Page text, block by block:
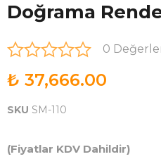
Doğrama
0
₺ 37,666.00
SKU SM-110
(Fiyatlar KDV Dahildir)